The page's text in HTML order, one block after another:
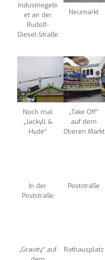
Industriegebi
et an der
Rudolf-
Diesel-Straße
Neumarkt
Noch mal
„Jackyll &
Hyde“
„Take Off“
auf dem
Oberen Markt
In der
Poststraße
Poststraße
„Gravity“ auf
Rathausplatz